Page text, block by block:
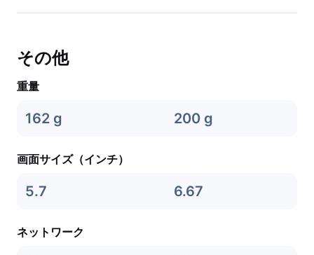
その他
重量
162 g 200 g
画面サイズ（インチ）
5.7 6.67
ネットワーク